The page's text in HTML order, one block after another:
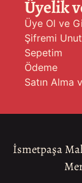
Üyelik
Üye Ol ve
Şifremi
Sepetim
Ödeme
Satın Alma
İsmetpaşa